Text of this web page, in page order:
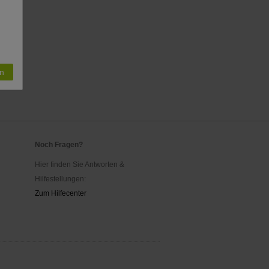
Noch Fragen?
Hier finden Sie Antworten &
Hilfestellungen:
Zum Hilfecenter